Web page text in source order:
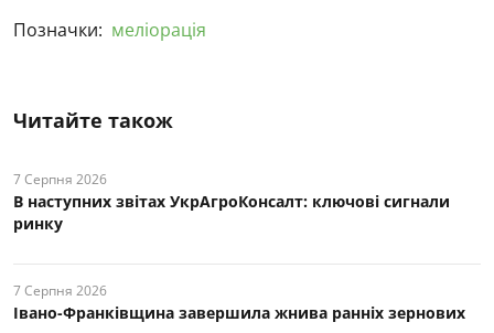
Позначки: меліорація
Читайте також
7 Серпня 2026
В наступних звітах УкрАгроКонсалт: ключові cигнали
ринку
7 Серпня 2026
Івано-Франківщина завершила жнива ранніх зернових